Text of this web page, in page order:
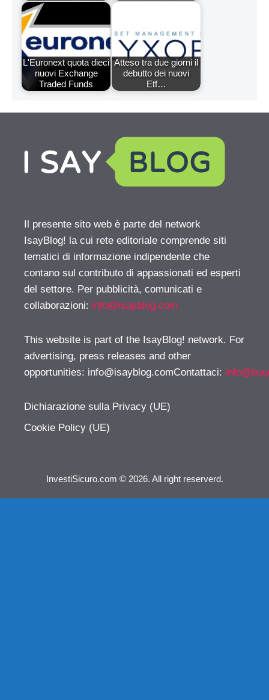
L'Euronext quota dieci
nuovi Exchange
Traded Funds
Atteso tra due giorni il
debutto dei nuovi
Etf…
Il presente sito web è parte del network
IsayBlog! la cui rete editoriale comprende siti
tematici di informazione indipendente che
contano sul contributo di appassionati ed esperti
del settore. Per pubblicità, comunicati e
collaborazioni: info@isayblog.com
This website is part of the IsayBlog! network. For
advertising, press releases and other
opportunities: info@isayblog.comContattaci:
Dichiarazione sulla Privacy (UE)
Cookie Policy (UE)
InvestiSicuro.com © 2026. All right reserverd.